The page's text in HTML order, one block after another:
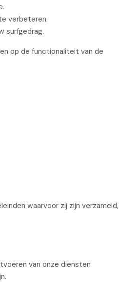
verbeteren.
surfgedrag.
op de functionaliteit van de
waarvoor zij zijn verzameld,
van onze diensten